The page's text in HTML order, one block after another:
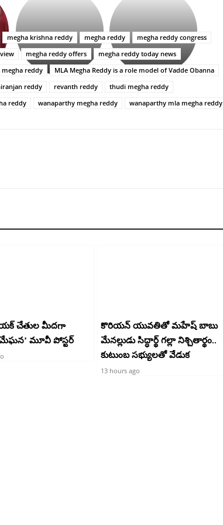
ప్రసాదం
తీర్థం..తులసీదళం
లేకుండా
అసంపూర్ణం
సినిమాతో
పాన్
ఇండియా
స్టార్
హీరోయిన్‏గా
శ్రీనిధి
megha krishna reddy megha reddy
megha reddy congress
megha reddy offers
megha reddy today news
megha reddy
MLA Megha Reddy is a role model of Vadde Obanna
reddy revanth reddy
thudi megha reddy
reddy wanaparthy megha reddy wanaparthy mla megha reddy
చేతుల మీదగా
మేఘన’ మూవీ పోస్టర్
కొరియన్ యువతితో మహేష్ బాబు
మేనల్లుడు సిద్ధార్థ్ గల్లా నిశ్చితార్థం..
కుటుంబ సభ్యులతో వేడుక
13 hours ago